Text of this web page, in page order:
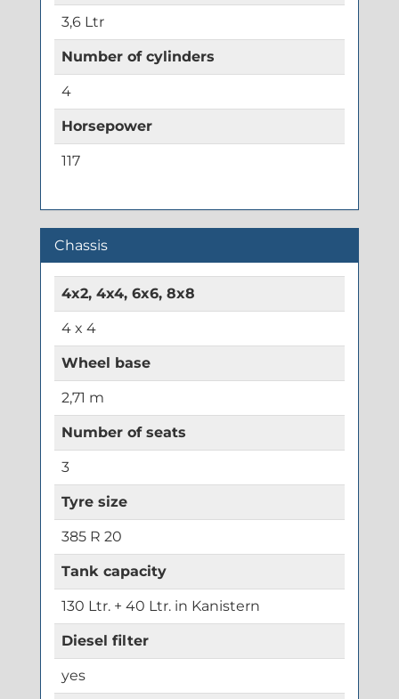
3,6 Ltr
Number of cylinders
4
Horsepower
117
Chassis
4x2, 4x4, 6x6, 8x8
4 x 4
Wheel base
2,71 m
Number of seats
3
Tyre size
385 R 20
Tank capacity
130 Ltr. + 40 Ltr. in Kanistern
Diesel filter
yes